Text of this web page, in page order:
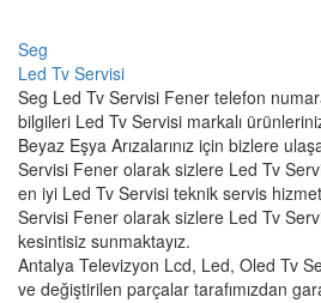
Seg
Led Tv Servisi
Seg Led Tv Servisi Fener telefon
bilgileri Led Tv Servisi markalı
Beyaz Eşya Arızalarınız için bizlere
Servisi Fener olarak sizlere Led Tv
en iyi Led Tv Servisi teknik servis
Servisi Fener olarak sizlere Led Tv
kesintisiz sunmaktayız.
Antalya Televizyon Lcd, Led, Oled Tv
ve değiştirilen parçalar tarafımızdan